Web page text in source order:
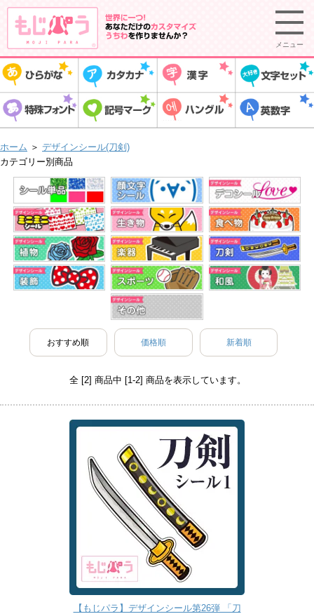
メニュー
ホーム ＞ デザインシール(刀剣)
カテゴリー別商品
おすすめ順 価格順 新着順
全 [2] 商品中 [1-2] 商品を表示しています。
【もじパラ】デザインシール第26弾 「刀